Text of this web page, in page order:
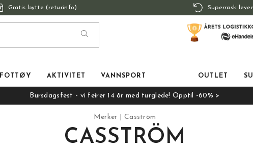
Gratis bytte (returinfo) Superrask
FOTTØY AKTIVITET VANNSPORT OUTLET
Bursdagsfest - vi feirer 14 år med turglede! Opptil -60% >
Merker Casström
CASSTRÖM